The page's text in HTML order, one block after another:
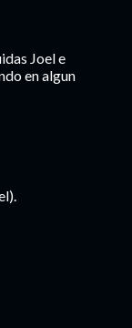
Joel e
en algun